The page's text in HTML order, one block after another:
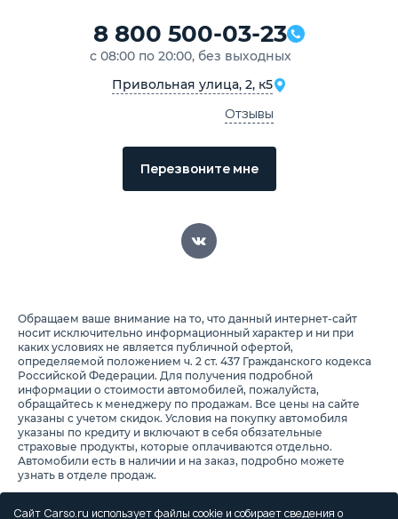
8 800 500-03-23
с 08:00 по 20:00, без выходных
Привольная улица, 2, к5
Отзывы
Перезвоните мне
Обращаем ваше внимание на то, что данный интернет-сайт
носит исключительно информационный характер и ни при
каких условиях не является публичной офертой,
определяемой положением ч. 2 ст. 437 Гражданского кодекса
Российской Федерации. Для получения подробной
информации о стоимости автомобилей, пожалуйста,
обращайтесь к менеджеру по продажам. Все цены на сайте
указаны с учетом скидок. Условия на покупку автомобиля
указаны по кредиту и включают в себя обязательные
страховые продукты, которые оплачиваются отдельно.
Автомобили есть в наличии и на заказ, подробно можете
узнать в отделе продаж.
Предоставляя свои персональные данные и используя
настоящий веб-сайт, Вы соглашаетесь с обработкой Ваших
Сайт Carso.ru использует файлы cookie и собирает сведения о